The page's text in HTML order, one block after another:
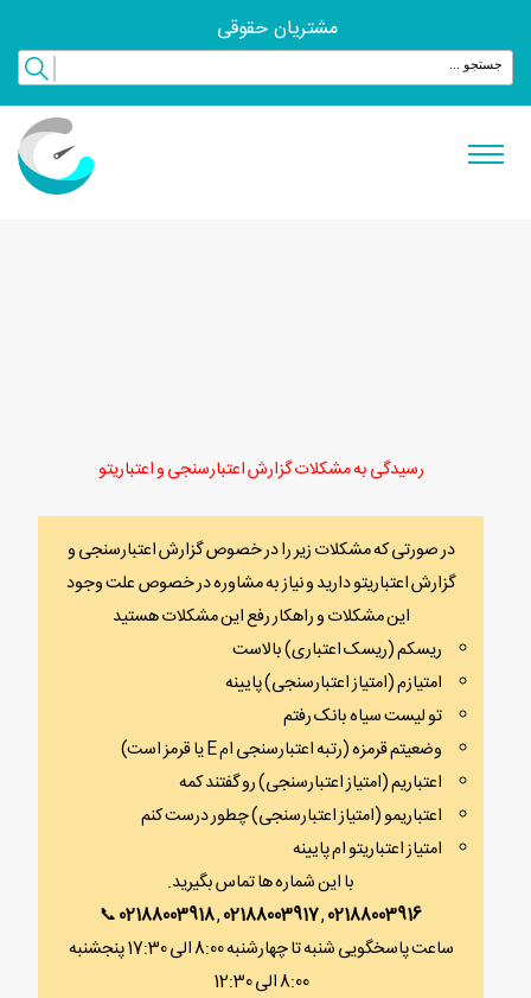
مشتریان حقوقی
رسیدگی به مشکلات گزارش اعتبارسنجی و اعتباریتو
در صورتی که مشکلات زیر را در خصوص گزارش اعتبارسنجی و
گزارش اعتباریتو دارید و نیاز به مشاوره در خصوص علت وجود
این مشکلات و راهکار رفع این مشکلات هستید
ریسکم (ریسک اعتباری) بالاست
امتیازم (امتیاز اعتبارسنجی) پایینه
تو لیست سیاه بانک رفتم
وضعیتم قرمزه (رتبه اعتبارسنجی ام E یا قرمز است)
اعتباریم (امتیاز اعتبارسنجی) رو گفتند کمه
اعتباریمو (امتیاز اعتبارسنجی) چطور درست کنم
امتیاز اعتباریتو ام پایینه
با این شماره ها تماس بگیرید.
02188003916
,
02188003917
,
02188003918
📞
ساعت پاسخگویی شنبه تا چهارشنبه 8:00 الی 17:30 پنجشنبه
8:00 الی 12:30